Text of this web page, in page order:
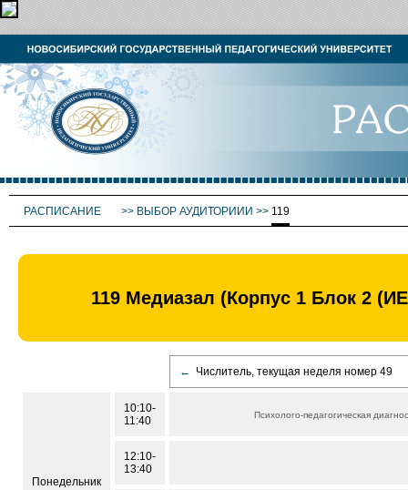
РАСПИСАНИЕ >> ВЫБОР АУДИТОРИИИ >> 119
119 Медиазал (Корпус 1 Блок 2
← Числитель, текущая неделя номер 49
Понедельник
10:10-
11:40
Психолого-педагогическая
12:10-
13:40